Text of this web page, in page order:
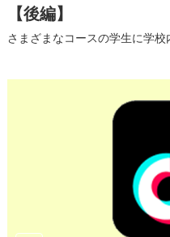
【後編】
さまざまなコースの学⽣に学校